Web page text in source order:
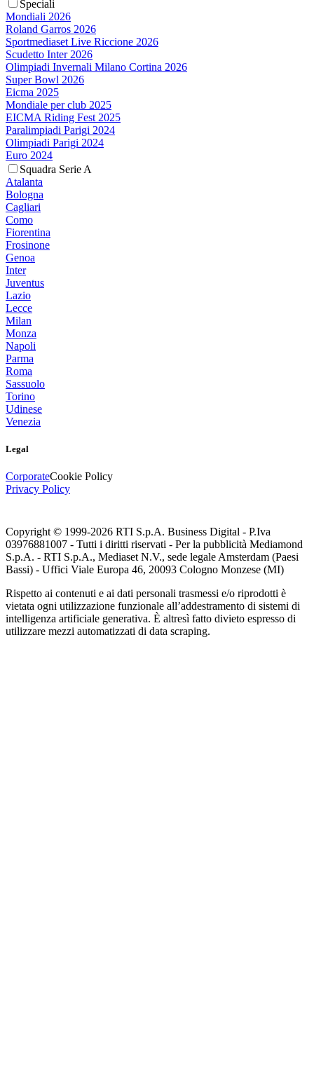
Speciali
Mondiali 2026
Roland Garros 2026
Sportmediaset Live Riccione 2026
Scudetto Inter 2026
Olimpiadi Invernali Milano Cortina 2026
Super Bowl 2026
Eicma 2025
Mondiale per club 2025
EICMA Riding Fest 2025
Paralimpiadi Parigi 2024
Olimpiadi Parigi 2024
Euro 2024
Squadra Serie A
Atalanta
Bologna
Cagliari
Como
Fiorentina
Frosinone
Genoa
Inter
Juventus
Lazio
Lecce
Milan
Monza
Napoli
Parma
Roma
Sassuolo
Torino
Udinese
Venezia
Legal
CorporateCookie Policy
Privacy Policy
Copyright © 1999-2026 RTI S.p.A. Business Digital - P.Iva
03976881007 - Tutti i diritti riservati - Per la pubblicità Mediamond
S.p.A. - RTI S.p.A., Mediaset N.V., sede legale Amsterdam (Paesi
Bassi) - Uffici Viale Europa 46, 20093 Cologno Monzese (MI)
Rispetto ai contenuti e ai dati personali trasmessi e/o riprodotti è
vietata ogni utilizzazione funzionale all’addestramento di sistemi di
intelligenza artificiale generativa. È altresì fatto divieto espresso di
utilizzare mezzi automatizzati di data scraping.